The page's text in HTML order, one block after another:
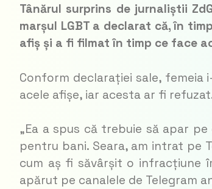
Tânărul surprins de jurnaliștii
marșul LGBT a declarat că, în
afiș și a fi filmat în timp ce face
Conform declarației sale,
acele afișe, iar acesta ar fi
„Ea a spus că trebuie să apar
pentru bani. Seara, am intrat pe
cum aș fi săvârșit o infracțiune
apărut pe canalele de Telegram